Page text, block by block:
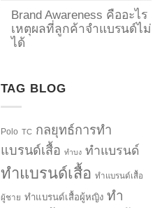
Brand Awareness คืออะไร
เหตุผลที่ลูกค้าจำแบรนด์ไม่
ได้
TAG BLOG
Polo TC กลยุทธ์การทำ
แบรนด์เสื้อ ทำบง ทำแบรนด์
ทำแบรนด์เสื้อ ทำแบรนด์เสื้อ
ผู้ชาย ทำแบรนด์เสื้อผู้หญิง ทำ